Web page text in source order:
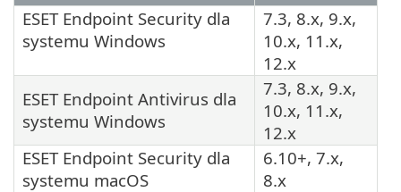
ESET Endpoint Security dla
systemu Windows
7.3, 8.x, 9.x,
10.x, 11.x,
12.x
ESET Endpoint Antivirus dla
systemu Windows
7.3, 8.x, 9.x,
10.x, 11.x,
12.x
ESET Endpoint Security dla
systemu macOS
6.10+, 7.x,
8.x